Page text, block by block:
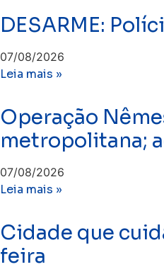
DESARME:
07/08/2026
Leia mais »
Operação
metropolitana;
07/08/2026
Leia mais »
Cidade que
feira